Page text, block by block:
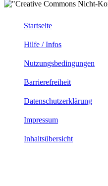
Startseite
Hilfe / Infos
Nutzungsbedingungen
Barrierefreiheit
Datenschutzerklärung
Impressum
Inhaltsübersicht